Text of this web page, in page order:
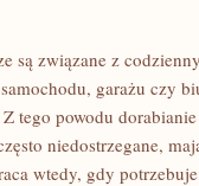
są związane z
garażu czy
tego powodu
niedostrzegane,
wtedy, gdy